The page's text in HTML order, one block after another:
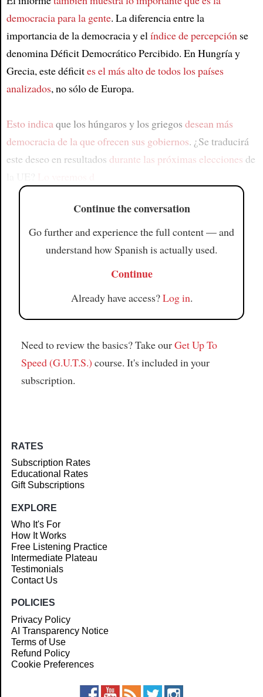
democracia para la gente. La diferencia entre la
importancia de la democracia y elíndice de percepciónse
denomina Déficit Democrático Percibido. En Hungría y
Grecia, este déficites el más alto de todos los países
analizados, no sólo de Europa.
Esto indicaque los húngaros y los griegos desean más
democracia de la que ofrecen sus gobiernos. ¿Se traducirá
este deseo en resultados durante las próximas elecciones de
Continue the conversation
Go further and experience the full content — and
understand how Spanish is actually used.
Continue
Already have access?Log in.
Need to review the basics? Take ourGet Up To
Speed (G.U.T.S.) course. It's included in your
subscription.
RATES
Subscription Rates
Educational Rates
Gift Subscriptions
EXPLORE
Who It's For
How It Works
Free Listening Practice
Intermediate Plateau
Testimonials
Contact Us
POLICIES
Privacy Policy
AI Transparency Notice
Terms of Use
Refund Policy
Cookie Preferences